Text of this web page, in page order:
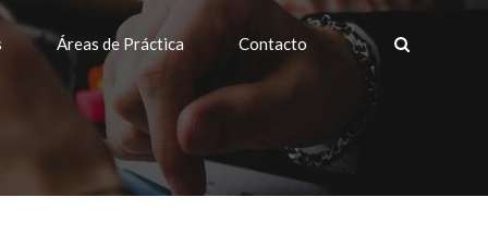
Áreas de Práctica Contacto